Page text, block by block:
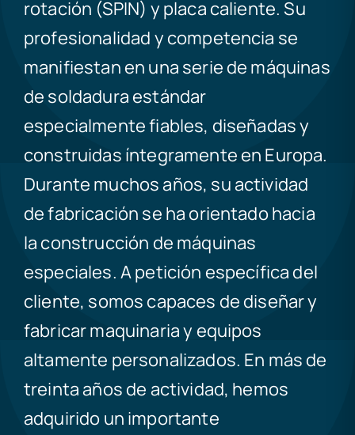
rotación (SPIN) y placa caliente. Su
profesionalidad y competencia se
manifiestan en una serie de máquinas
de soldadura estándar
especialmente fiables, diseñadas y
construidas íntegramente en Europa.
Durante muchos años, su actividad
de fabricación se ha orientado hacia
la construcción de máquinas
especiales. A petición específica del
cliente, somos capaces de diseñar y
fabricar maquinaria y equipos
altamente personalizados. En más de
treinta años de actividad, hemos
adquirido un importante